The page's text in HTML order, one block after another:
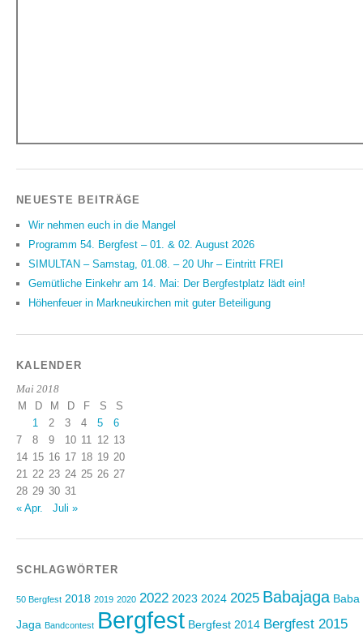
NEUESTE BEITRÄGE
Wir nehmen euch in die Mangel
Programm 54. Bergfest – 01. & 02. August 2026
SIMULTAN – Samstag, 01.08. – 20 Uhr – Eintritt FREI
Gemütliche Einkehr am 14. Mai: Der Bergfestplatz lädt ein!
Höhenfeuer in Markneukirchen mit guter Beteiligung
KALENDER
Mai 2018
M D M D F S
S
1
2 3 4 5
6
7
8 9 10 11 12 13
14 15 16 17 18 19 20
21 22 23 24 25 26 27
28 29 30 31
« Apr.
Juli »
SCHLAGWÖRTER
50 Bergfest 2018 2019 2020 2022 2023 2024 2025 Babajaga Baba
Jaga Bandcontest Bergfest Bergfest 2014 Bergfest 2015